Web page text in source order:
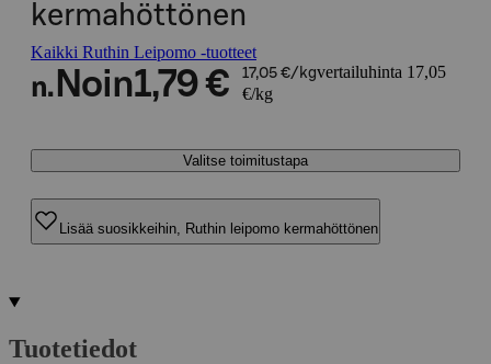
kermahöttönen
Kaikki Ruthin Leipomo -tuotteet
n. Noin1,79 € 17,05 €/kgvertailuhinta 17,05
€/kg
Valitse toimitustapa
Lisää suosikkeihin, Ruthin leipomo kermahöttönen
Tuotetiedot